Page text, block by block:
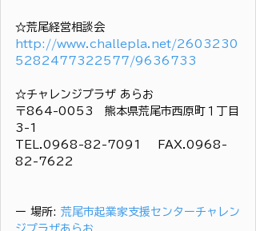
☆荒尾経営相談会
http://www.challepla.net/2603230
5282477322577/9636733
☆チャレンジプラザ あらお
〒864-0053　熊本県荒尾市西原町１丁目
3-1
TEL.0968-82-7091 　FAX.0968-
82-7622
ー 場所: 荒尾市起業家支援センターチャレン
ジプラザあらお